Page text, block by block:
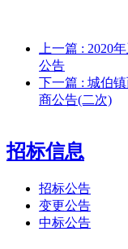
上一篇 : 2020
公告
下一篇 : 城伯
商公告(二次)
招标信息
招标公告
变更公告
中标公告